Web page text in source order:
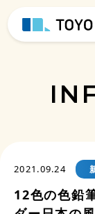
2021.09.24
12色の色鉛